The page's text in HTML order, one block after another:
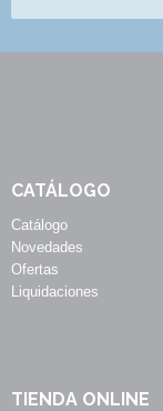
CATÁLOGO
Catálogo
Novedades
Ofertas
Liquidaciones
TIENDA ONLINE